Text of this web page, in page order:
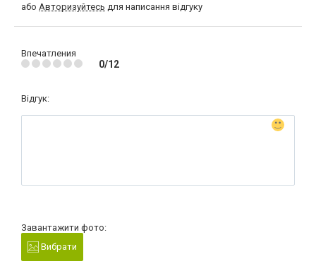
або Авторизуйтесь для написання відгуку
Впечатления
0/12
Відгук:
Завантажити фото:
Вибрати